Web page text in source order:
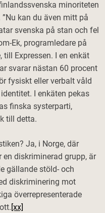
minoriteten
kan du även mitt på
svenska på stan och fel
Ek, programledare på
till Expressen. I en enkät
svarar nästan 60 procent
fysiskt eller verbalt våld
I enkäten pekas
finska systerparti,
till detta.
Ja, i Norge, där
diskriminerad grupp, är
gällande stöld- och
diskriminering mot
överrepresenterade
[xx]